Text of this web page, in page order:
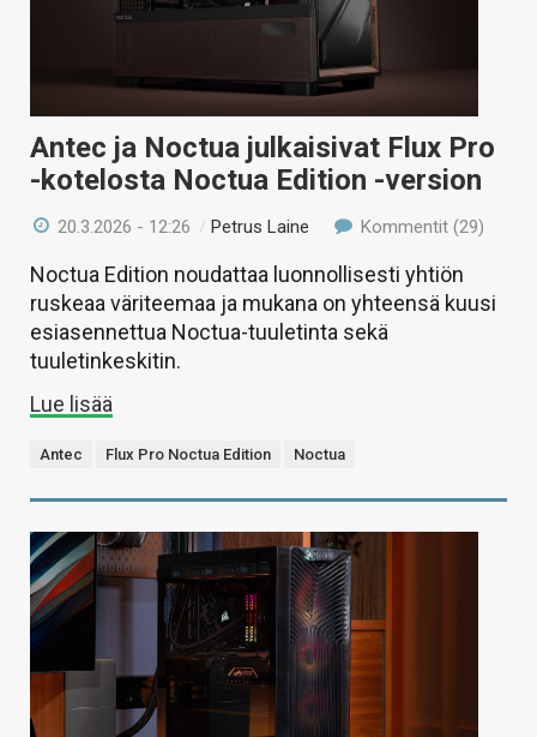
Antec ja Noctua julkaisivat Flux Pro
-kotelosta Noctua Edition -version
20.3.2026 - 12:26 /Petrus Laine Kommentit (29)
Noctua Edition noudattaa luonnollisesti yhtiön
ruskeaa väriteemaa ja mukana on yhteensä kuusi
esiasennettua Noctua-tuuletinta sekä
tuuletinkeskitin.
Lue lisää
Antec Flux Pro Noctua Edition Noctua